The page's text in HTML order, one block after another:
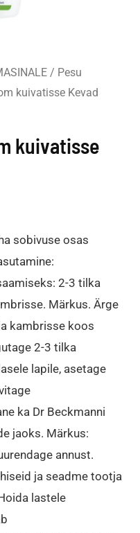
/ Pesu
kuivatisse Kevad
kuivatisse
sobivuse osas
2-3 tilka
Märkus. Ärge
kambrisse koos
2-3 tilka
lapile, asetage
ka Dr Beckmanni
jaoks. Märkus:
annust.
ja seadme tootja
lastele